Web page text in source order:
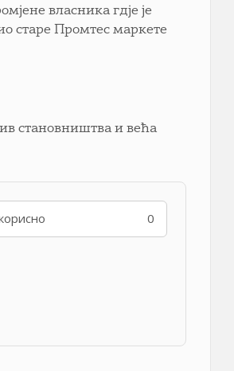
власника гдје је
старе Промтес маркете
становништва и већа
0